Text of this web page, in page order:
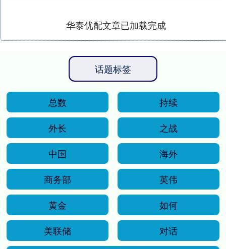
华泰优配文章已加载完成
话题标签
总数
持续
外长
之战
中国
海外
商务部
英伟
黄金
如何
美联储
对话